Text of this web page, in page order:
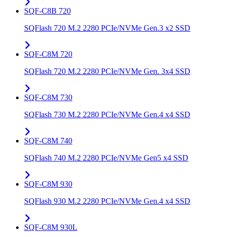
SQF-C8B 720
SQFlash 720 M.2 2280 PCIe/NVMe Gen.3 x2 SSD
SQF-C8M 720
SQFlash 720 M.2 2280 PCIe/NVMe Gen. 3x4 SSD
SQF-C8M 730
SQFlash 730 M.2 2280 PCIe/NVMe Gen.4 x4 SSD
SQF-C8M 740
SQFlash 740 M.2 2280 PCIe/NVMe Gen5 x4 SSD
SQF-C8M 930
SQFlash 930 M.2 2280 PCIe/NVMe Gen.4 x4 SSD
SQF-C8M 930L